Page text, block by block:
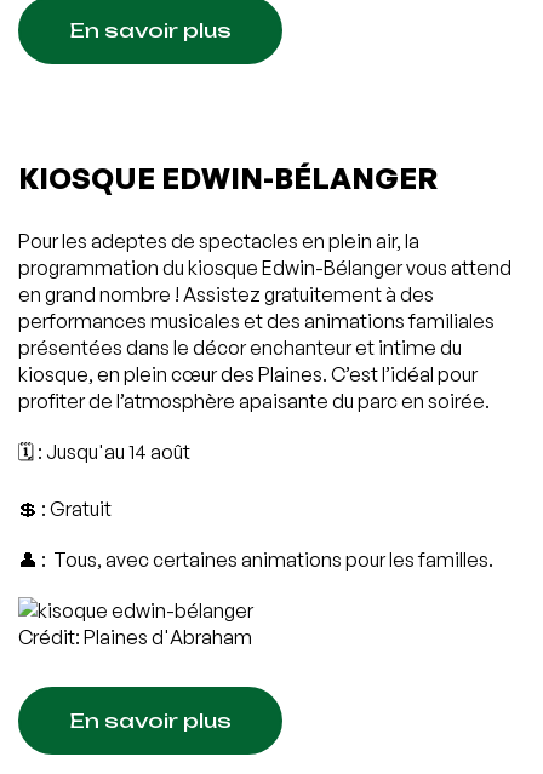
En savoir plus
KIOSQUE EDWIN-BÉLANGER
Pour les adeptes de spectacles en plein air, la
programmation du kiosque Edwin-Bélanger vous attend
en grand nombre ! Assistez gratuitement à des
performances musicales et des animations familiales
présentées dans le décor enchanteur et intime du
kiosque, en plein cœur des Plaines. C’est l’idéal pour
profiter de l’atmosphère apaisante du parc en soirée.
🗓️ : Jusqu'au 14 août
💲 : Gratuit
👤 : Tous, avec certaines animations pour les familles.
Crédit: Plaines d'Abraham
En savoir plus